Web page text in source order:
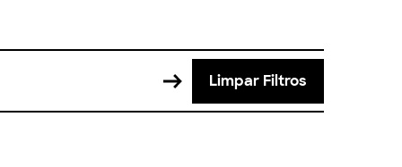
Limpar Filtros